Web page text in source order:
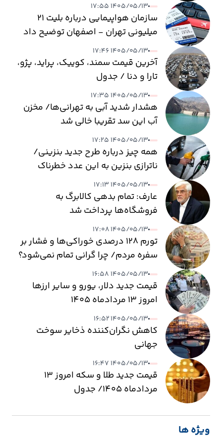
۱۴۰۵/۰۵/۱۳ ۱۷:۵۵
سازمان هواپیمایی درباره بلیت ۲۱
میلیونی تهران - اصفهان توضیح داد
۱۴۰۵/۰۵/۱۳ ۱۷:۴۶
آخرین قیمت سمند، کوییک، پراید، پژو،
تارا و دنا / جدول
۱۴۰۵/۰۵/۱۳ ۱۷:۳۵
هشدار شدید آبی به تهرانی‌ها/ مخزن
آب این سد تقریبا خالی شد
۱۴۰۵/۰۵/۱۳ ۱۷:۲۵
همه چیز درباره طرح جدید بنزینی/
ناترازی بنزین به این عدد خطرناک
می‌رسد
۱۴۰۵/۰۵/۱۳ ۱۷:۱۳
عارف: تمام بدهی کالابرگ به
فروشگاه‌ها پرداخت شد
۱۴۰۵/۰۵/۱۳ ۱۷:۰۸
تورم ۱۲۸ درصدی خوراکی‌ها و فشار بر
سفره مردم/ چرا گرانی تمام نمی‌شود؟
۱۴۰۵/۰۵/۱۳ ۱۶:۵۸
قیمت جدید دلار، یورو و سایر ارزها
امروز ۱۳ مردادماه ۱۴۰۵
۱۴۰۵/۰۵/۱۳ ۱۶:۵۲
کاهش نگران‌کننده ذخایر سوخت
جهانی
۱۴۰۵/۰۵/۱۳ ۱۶:۴۷
قیمت جدید طلا و سکه امروز ۱۳
مردادماه ۱۴۰۵/ جدول
ویژه ها